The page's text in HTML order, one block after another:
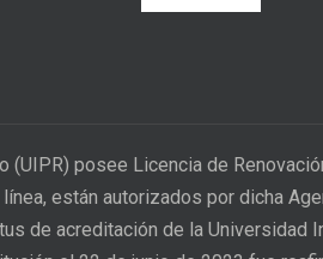
(UIPR) posee Licencia de
están autorizados por dicha
de acreditación de la Universidad